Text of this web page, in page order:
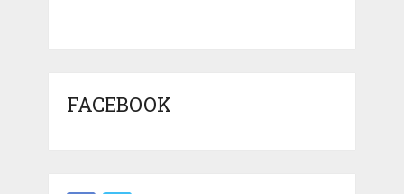
FACEBOOK